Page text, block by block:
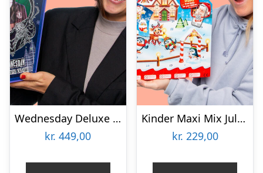
Wednesday Deluxe Julekalender
kr. 449,00
Kinder Maxi Mix Julekalender
kr. 229,00